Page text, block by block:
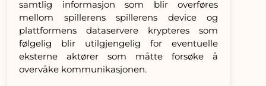
samtlig informasjon som blir overføres
mellom spillerens spillerens device og
plattformens dataservere krypteres som
følgelig blir utilgjengelig for eventuelle
eksterne aktører som måtte forsøke å
overvåke kommunikasjonen.